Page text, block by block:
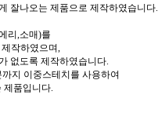
잘나오는 제품으로 제작하였습니다.
리,소매)를
작하였으며,
없도록 제작하였습니다.
지 이중스테치를 사용하여
제품입니다.